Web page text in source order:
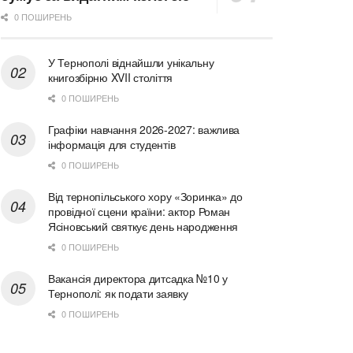
0 ПОШИРЕНЬ
У Тернополі віднайшли унікальну
книгозбірню XVII століття
0 ПОШИРЕНЬ
Графіки навчання 2026-2027: важлива
інформація для студентів
0 ПОШИРЕНЬ
Від тернопільського хору «Зоринка» до
провідної сцени країни: актор Роман
Ясіновський святкує день народження
0 ПОШИРЕНЬ
Вакансія директора дитсадка №10 у
Тернополі: як подати заявку
0 ПОШИРЕНЬ